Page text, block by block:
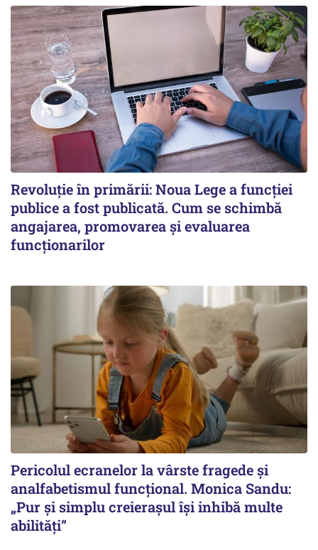
Revoluție în primării: Noua Lege a funcției
publice a fost publicată. Cum se schimbă
angajarea, promovarea și evaluarea
funcționarilor
Pericolul ecranelor la vârste fragede și
analfabetismul funcțional. Monica Sandu:
„Pur și simplu creierașul își inhibă multe
abilități”